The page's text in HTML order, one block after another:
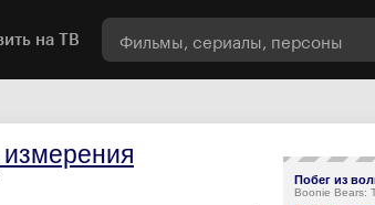
на ТВ
Побег из
Boonie Bears: